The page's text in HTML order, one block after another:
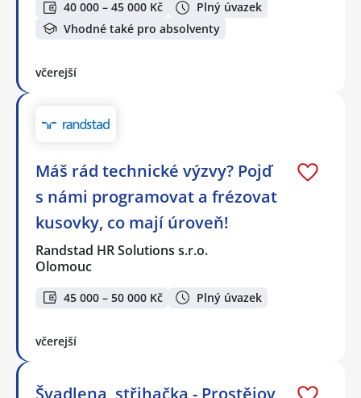
40 000 – 45 000 Kč
Plný úvazek
Vhodné také pro absolventy
včerejší
Máš rád technické výzvy? Pojď
s námi programovat a frézovat
kusovky, co mají úroveň!
Randstad HR Solutions s.r.o.
Olomouc
45 000 – 50 000 Kč Plný úvazek
včerejší